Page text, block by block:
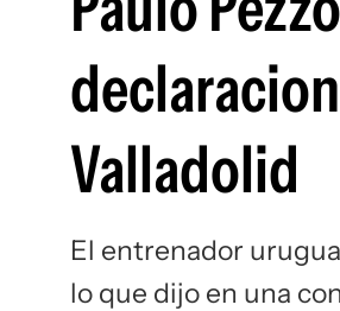
Valladolid
El entrenador
lo que dijo en una